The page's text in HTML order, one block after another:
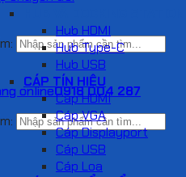
online0918 004 287
Hub HDMI
Hub Type-C
Hub USB
CÁP TÍN HIỆU
Cáp HDMI
Cáp VGA
Cáp Displayport
Cáp USB
Cáp Loa